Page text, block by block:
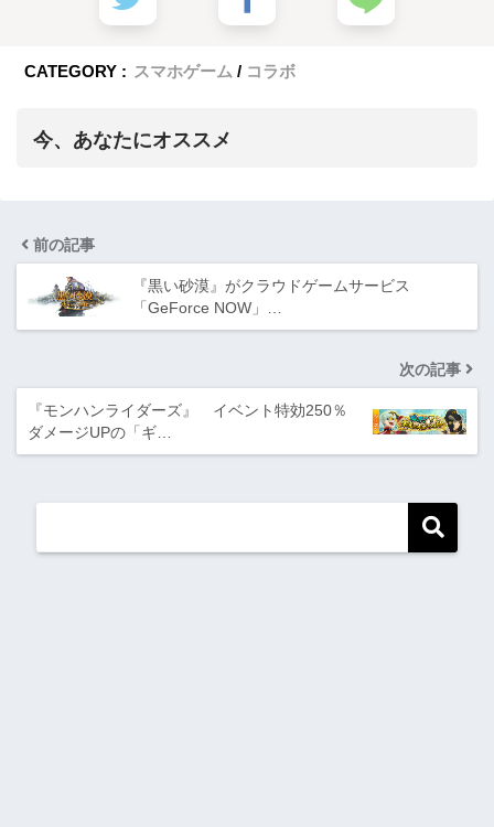
CATEGORY : スマホゲーム コラボ
今、あなたにオススメ
前の記事
『黒い砂漠』がクラウドゲームサービス
「GeForce NOW」…
次の記事
『モンハンライダーズ』 イベント特効250％
ダメージUPの「ギ…